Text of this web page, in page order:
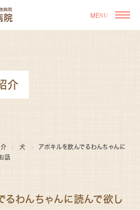
介
犬
アポキルを飲んでるわんちゃんに
話
るわんちゃんに読んで欲し